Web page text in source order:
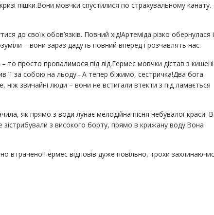
пішки.Вони мовчки спустилися по страхувальному канату.
до своїх обов’язків. Повний хід!Артеміда різко обернулася і
– вони зараз дадуть повний вперед і розчавлять нас.
просто провалимося під лід.Гермес мовчки дістав з кишені
її за собою на льоду.- А тепер біжимо, сестричка!Два бога
ніж звичайні люди – вони не встигали втекти з під ламається
як прямо з води лунає мелодійна пісня небувалої краси.
зістрибували з високого борту, прямо в крижану воду.Вона
втрачено!Гермес відповів дуже повільно, трохи